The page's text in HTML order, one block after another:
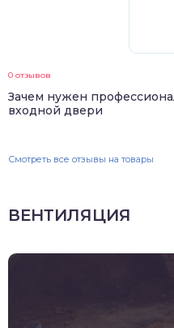
0 отзывов
Зачем нужен
входной двери
Смотреть все отзывы на товары
ВЕНТИЛЯЦИЯ